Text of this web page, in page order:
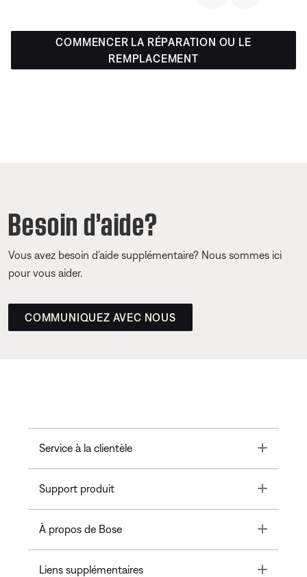
COMMENCER LA RÉPARATION OU LE
REMPLACEMENT
Besoin d’aide?
Vous avez besoin d’aide supplémentaire? Nous sommes ici
pour vous aider.
COMMUNIQUEZ AVEC NOUS
Service à la clientèle Toggle
Support produit Toggle
À propos de Bose Toggle
Liens supplémentaires Toggle